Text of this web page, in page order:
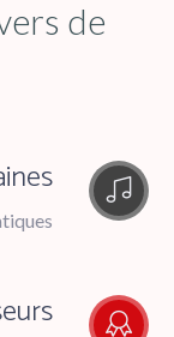
de